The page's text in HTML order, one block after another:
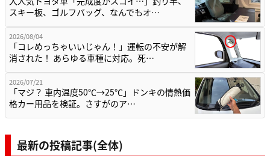
スキー板、ゴルフバッグ、なんでもオ…
2026/08/04
「コレめっちゃいいじゃん！」運転の不安が解
消された！ あらゆる車種に対応。死…
2026/07/21
「マジ？ 車内温度50℃→25℃」ドンキの情熱価
格カー用品を検証。さすがのア…
最新の投稿記事(全体)